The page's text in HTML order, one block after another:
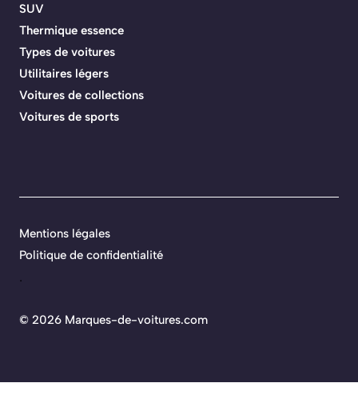
SUV
Thermique essence
Types de voitures
Utilitaires légers
Voitures de collections
Voitures de sports
© 2026 Marques-de-voitures.com
.
Mentions légales
Politique de confidentialité